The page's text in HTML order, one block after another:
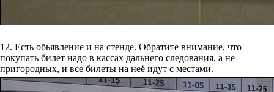
12. Есть обьявление и на стенде. Обратите внимание, что
покупать билет надо в кассах дальнего следования, а не
пригородных, и все билеты на неё идут с местами.